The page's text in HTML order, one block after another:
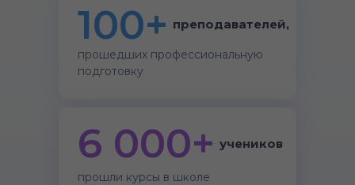
100+
прошедших профессиональную
подготовку
прошли курсы в школе
преподавателей,
6 000+ учеников